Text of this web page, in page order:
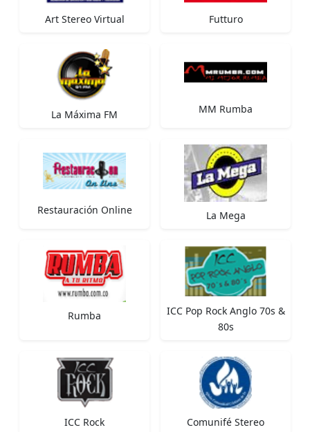
Art Stereo Virtual Futturo
La Máxima FM MM Rumba
Restauración Online La Mega
Rumba
ICC Pop Rock Anglo 70s &
80s
ICC Rock Comunifé Stereo